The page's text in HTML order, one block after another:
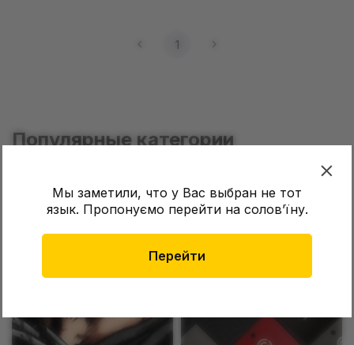
Мы заметили, что у Вас выбран не тот
язык. Пропонуємо перейти на соловʼїну.
Перейти
1
Популярные категории
Funko Катаны